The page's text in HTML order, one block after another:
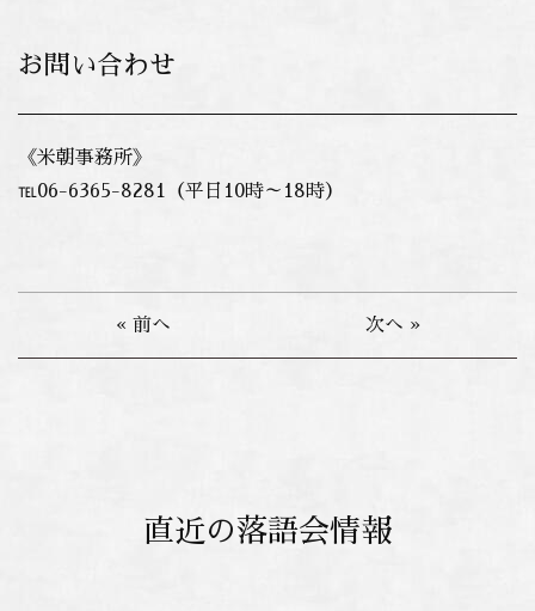
お問い合わせ
《米朝事務所》
℡06-6365-8281（平日10時～18時）
« 前へ 次へ »
直近の落語会情報